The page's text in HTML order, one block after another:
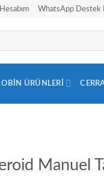
Hesabım WhatsApp Destek
ÜRÜNLERI
Manuel